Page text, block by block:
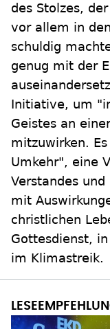
des Stolzes,
vor allem in
schuldig
genug mit der
Initiative, um
Geistes an
mitzuwirken.
Umkehr", eine
Verstandes
mit
christlichen
Gottesdienst,
im Klimastreik.